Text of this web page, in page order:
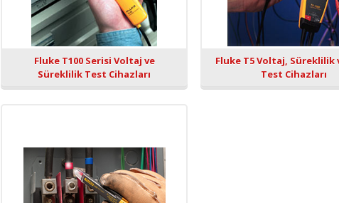
Fluke T100 Serisi Voltaj ve
Süreklilik Test Cihazları
Fluke T5 Voltaj, Süreklilik
Test Cihazları